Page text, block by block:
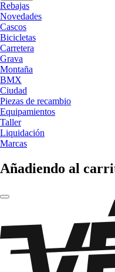
Rebajas
Novedades
Cascos
Bicicletas
Carretera
Grava
Montaña
BMX
Ciudad
Piezas de recambio
Equipamientos
Taller
Liquidación
Marcas
Añadiendo al